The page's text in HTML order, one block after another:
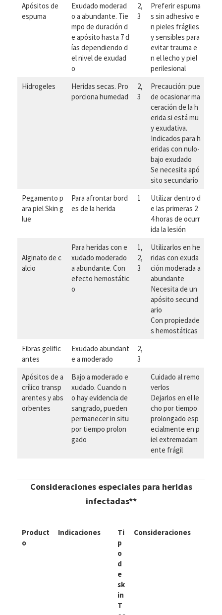
Apósitos de
espuma
Exudado moderad
o a abundante. Tie
mpo de duración d
e apósito hasta 7 d
ías dependiendo d
el nivel de exudad
o
2,
3
Preferir espuma
s sin adhesivo e
n pieles frágiles
y sensibles para
evitar trauma e
n el lecho y piel
perilesional
Hidrogeles
Heridas secas. Pro
porciona humedad
2,
3
Precaución: pue
de ocasionar ma
ceración de la h
erida si está mu
y exudativa.
Indicados para h
eridas con nulo-
bajo exudado
Se necesita apó
sito secundario
Pegamento p
ara piel Skin g
lue
Para afrontar bord
es de la herida
1
Utilizar dentro d
e las primeras 2
4 horas de ocurr
ida la lesión
Alginato de c
alcio
Para heridas con e
xudado moderado
a abundante. Con
efecto hemostátic
o
1,
2,
3
Utilizarlos en he
ridas con exuda
ción moderada a
abundante
Necesita de un
apósito secund
ario
Con propiedade
s hemostáticas
Fibras gelific
antes
Exudado abundant
e a moderado
2,
3
Apósitos de a
crílico transp
arentes y abs
orbentes
Bajo a moderado e
xudado. Cuando n
o hay evidencia de
sangrado, pueden
permanecer in situ
por tiempo prolon
gado
Cuidado al remo
verlos
Dejarlos en el le
cho por tiempo
prolongado esp
ecialmente en p
iel extremadam
ente frágil
Consideraciones especiales para heridas
infectadas**
Product
o
Indicaciones
Ti
p
o
d
e
sk
in
T
Consideraciones